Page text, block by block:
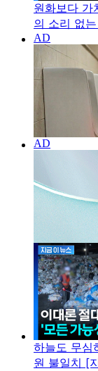
원화보다 가
의 소리 없
하늘도 무심
원 불일치 [